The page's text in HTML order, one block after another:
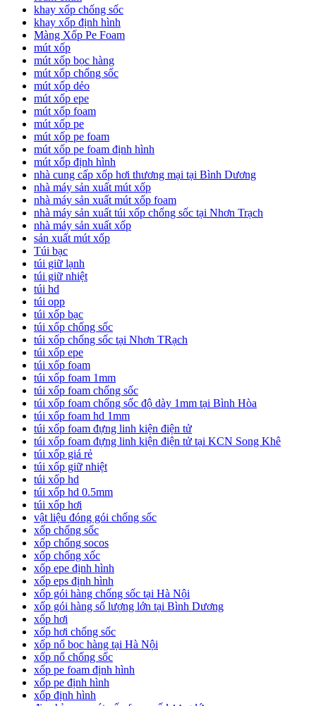
khay xốp chống sốc
khay xốp định hình
Màng Xốp Pe Foam
mút xốp
mút xốp bọc hàng
mút xốp chống sốc
mút xốp dẻo
mút xốp epe
mút xốp foam
mút xốp pe
mút xốp pe foam
mút xốp pe foam định hình
mút xốp định hình
nhà cung cấp xốp hơi thương mại tại Bình Dương
nhà máy sản xuất mút xốp
nhà máy sản xuất mút xốp foam
nhà máy sản xuất túi xốp chống sốc tại Nhơn Trạch
nhà máy sản xuất xốp
sản xuất mút xốp
Túi bạc
túi giữ lạnh
túi giữ nhiệt
túi hd
túi opp
túi xốp bạc
túi xốp chống sốc
túi xốp chống sốc tại Nhơn TRạch
túi xốp epe
túi xốp foam
túi xốp foam 1mm
túi xốp foam chống sốc
túi xốp foam chống sốc độ dày 1mm tại Bình Hòa
túi xốp foam hd 1mm
túi xốp foam đựng linh kiện điện tử
túi xốp foam đựng linh kiện điện tử tại KCN Song Khê
túi xốp giá rẻ
túi xốp giữ nhiệt
túi xốp hd
túi xốp hd 0.5mm
túi xốp hơi
vật liệu đóng gói chống sốc
xốp chống sốc
xốp chống socos
xốp chống xốc
xốp epe định hình
xốp eps định hình
xốp gói hàng chống sốc tại Hà Nội
xốp gói hàng số lượng lớn tại Bình Dương
xốp hơi
xốp hơi chống sốc
xốp nổ bọc hàng tại Hà Nội
xốp nổ chống sốc
xốp pe foam định hình
xốp pe định hình
xốp định hình